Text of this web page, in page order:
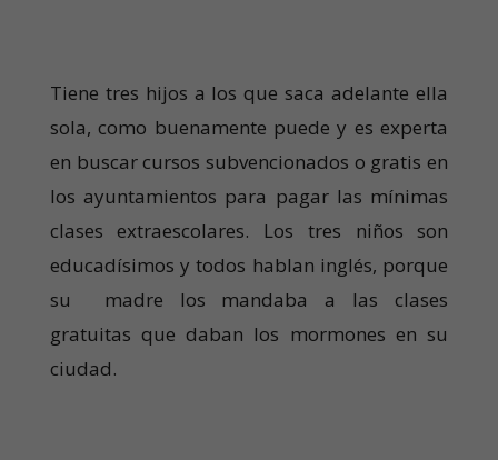
Tiene tres hijos a los que saca adelante ella
sola, como buenamente puede y es experta
en buscar cursos subvencionados o gratis en
los ayuntamientos para pagar las mínimas
clases extraescolares. Los tres niños son
educadísimos y todos hablan inglés, porque
su madre los mandaba a las clases
gratuitas que daban los mormones en su
ciudad.